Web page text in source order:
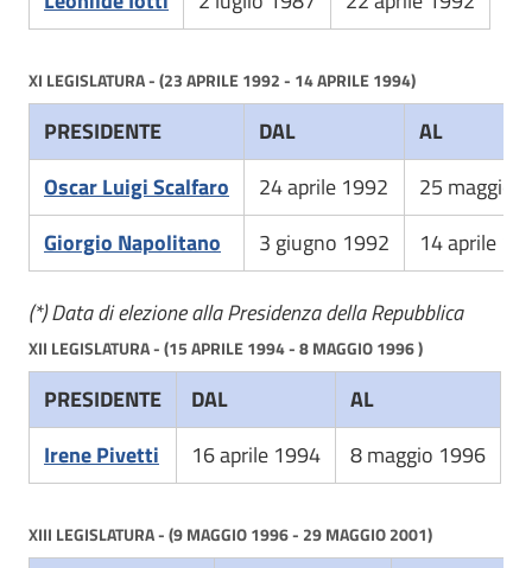
XI LEGISLATURA - (23 APRILE 1992 - 14 APRILE 1994)
PRESIDENTE DAL
AL
Oscar Luigi Scalfaro
24 aprile 1992
25 maggio
Giorgio Napolitano
3 giugno 1992 14 aprile
(*) Data di elezione alla Presidenza della Repubblica
XII LEGISLATURA - (15 APRILE 1994 - 8 MAGGIO 1996 )
PRESIDENTE DAL
AL
Irene Pivetti
16 aprile 1994 8 maggio 1996
XIII LEGISLATURA - (9 MAGGIO 1996 - 29 MAGGIO 2001)